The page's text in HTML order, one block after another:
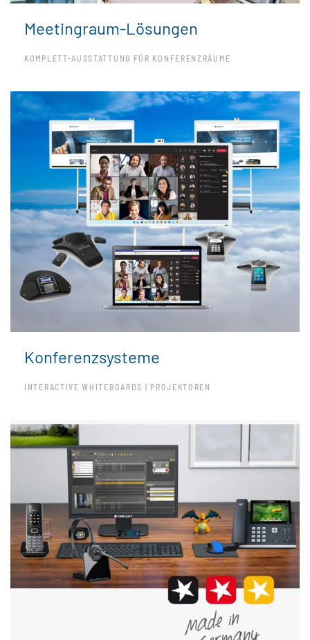
Meetingraum-Lösungen
KOMPLETT-AUSSTATTUNG FÜR KONFERENZRÄUME
Konferenzsysteme
INTERACTIVE WHITEBOARDS | PROJEKTOREN